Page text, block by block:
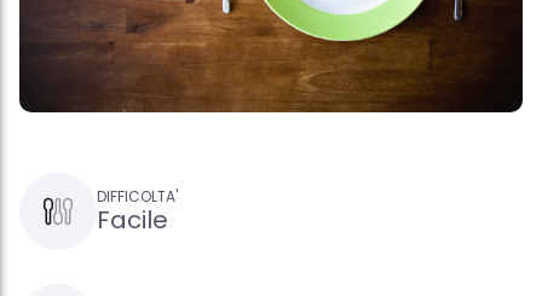
DIFFICOLTA'
Facile